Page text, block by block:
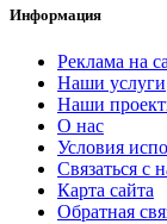
Информация
Реклама на
Наши услуги
Наши
О нас
Условия
Связаться с
Карта сайта
Обратная